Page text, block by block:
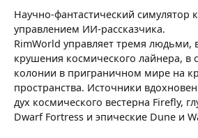
Научно-фантастический симулятор
управлением ИИ-рассказчика.
RimWorld управляет тремя
крушения космического лайнера, в
колонии в приграничном мире на
пространства. Источники
дух космического вестерна Firefly,
Dwarf Fortress и эпические Dune и